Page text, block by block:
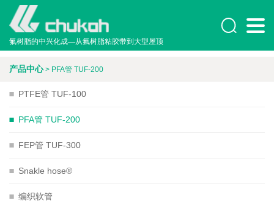
氟树脂的中兴化成—从氟树脂粘胶带到大型屋顶

产品中心> PFA管 TUF-200
PTFE管 TUF-100
PFA管 TUF-200
FEP管 TUF-300
Snakle hose®
编织软管